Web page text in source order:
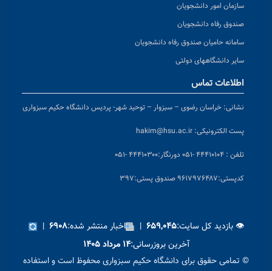
سازمان امور دانشجویان
صندوق رفاه دانشجویان
سامانه حامیان صندوق رفاه دانشجویان
سایر دانشگاههای دولتی
اطلاعات تماس
نشانی: خراسان رضوی – سبزوار – توحید شهر- پردیس دانشگاه حکیم سبزواری
پست الکترونیکی: hakim@hsu.ac.ir
تلفن : ۴۴۴۱۰۱۰۴ -۰۵۱ دورنگار:۴۴۴۱۰۳۰۰ -۰۵۱
کدپستی:۹۶۱۷۹۷۶۴۸۷ صندوق پستی:۳۹۷
👁 بازدید کل سایت:۶۵۹,۰۴۵ | اخبار منتشر شده:۶۹۰۸ |
آخرین بروزرسانی:۱۴ مرداد ۱۴۰۵
© تمامی حقوق برای دانشگاه حکیم سبزواری محفوظ است و استفاده